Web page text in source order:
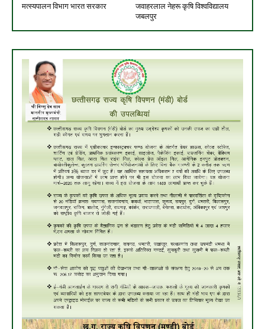
मत्स्यपालन विभाग भारत सरकार
जवाहरलाल नेहरू कृषि विश्वविद्यालय
जबलपुर